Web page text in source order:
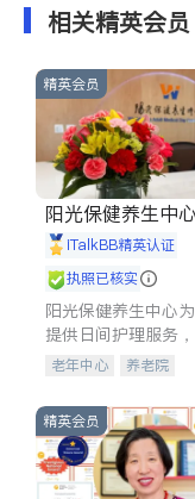
相关精英会员
精英会员
阳光保健养生中
shine
iTalkBB精英认证
执照已核实
阳光保健养生中心
提供日间护理服务
通过持续的护理创新
老年中心 养老院
精英会员